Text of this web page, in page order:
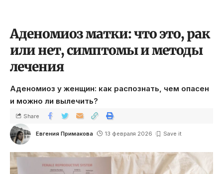
Аденомиоз матки: что это, рак
или нет, симптомы и методы
лечения
Аденомиоз у женщин: как распознать, чем опасен
и можно ли вылечить?
Евгения Примакова 13 февраля 2026
Share